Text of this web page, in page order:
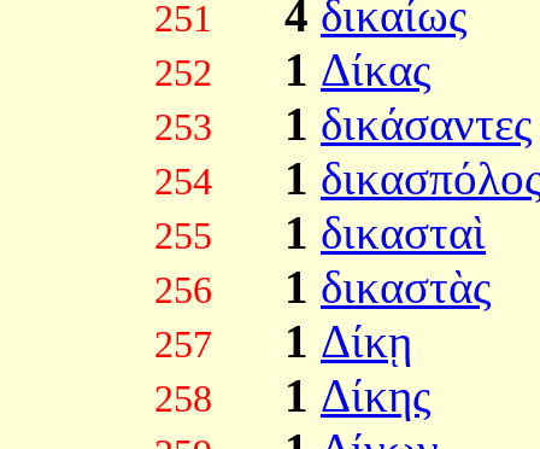
251 4 δικαίως
252 1 Δίκας
253 1 δικάσαντες
254 1
255 1 δικασταὶ
256 1 δικαστὰς
257 1 Δίκῃ
258 1 Δίκης